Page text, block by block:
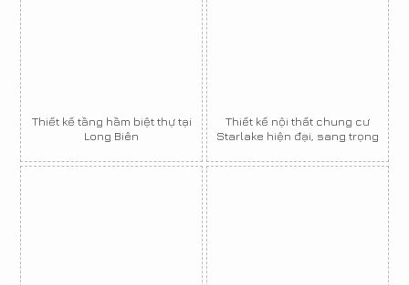
Thiết kế tầng hầm biệt thự tại
Long Biên
Thiết kế nội thất chung cư
Starlake hiện đại, sang trọng